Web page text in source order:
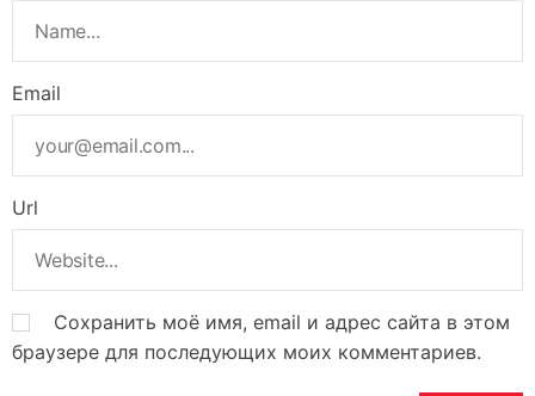
Email
Url
Сохранить моё имя, email и адрес сайта в этом
браузере для последующих моих комментариев.